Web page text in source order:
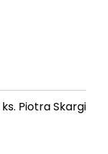
Piotra Skargi